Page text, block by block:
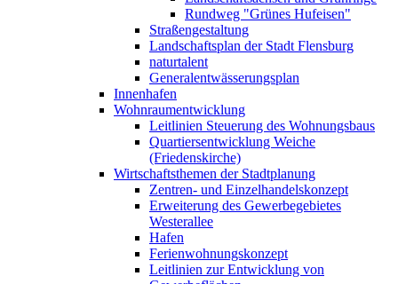
Rundweg "Grünes Hufeisen"
Straßengestaltung
Landschaftsplan der Stadt Flensburg
naturtalent
Generalentwässerungsplan
Innenhafen
Wohnraumentwicklung
Leitlinien Steuerung des Wohnungsbaus
Quartiersentwicklung Weiche
(Friedenskirche)
Wirtschaftsthemen der Stadtplanung
Zentren- und Einzelhandelskonzept
Erweiterung des Gewerbegebietes
Westerallee
Hafen
Ferienwohnungskonzept
Leitlinien zur Entwicklung von